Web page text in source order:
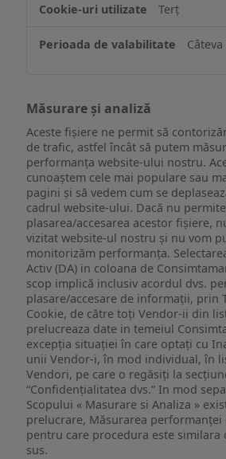
Terț
Măsurare și analiză
Aceste fișiere ne permit să
de trafic, astfel încât să putem
performanța website-ului nostru.
cunoaștem cele mai populare sau
pagini și să vedem cum se
cadrul website-ului. Dacă nu
plasarea/accesarea acestor fișiere,
vizitat website-ul nostru și nu vom
monitorizăm performanța.
Activ (DA) in coloana de
scop implică inclusiv acordul dvs.
plasare/accesare de informații, prin
Cookie, de către toți Vendor-ii din
prelucreaza date in temeiul
excepția situației în care optați cu
unii Vendor-i, în mod individual, în
Vendori, pe care o regăsiți la
“Confidențialitatea dvs.” In mod
Scopului « Masurare si Analiza »
prelucrare, Măsurarea
pentru care procedura este similara
sus.